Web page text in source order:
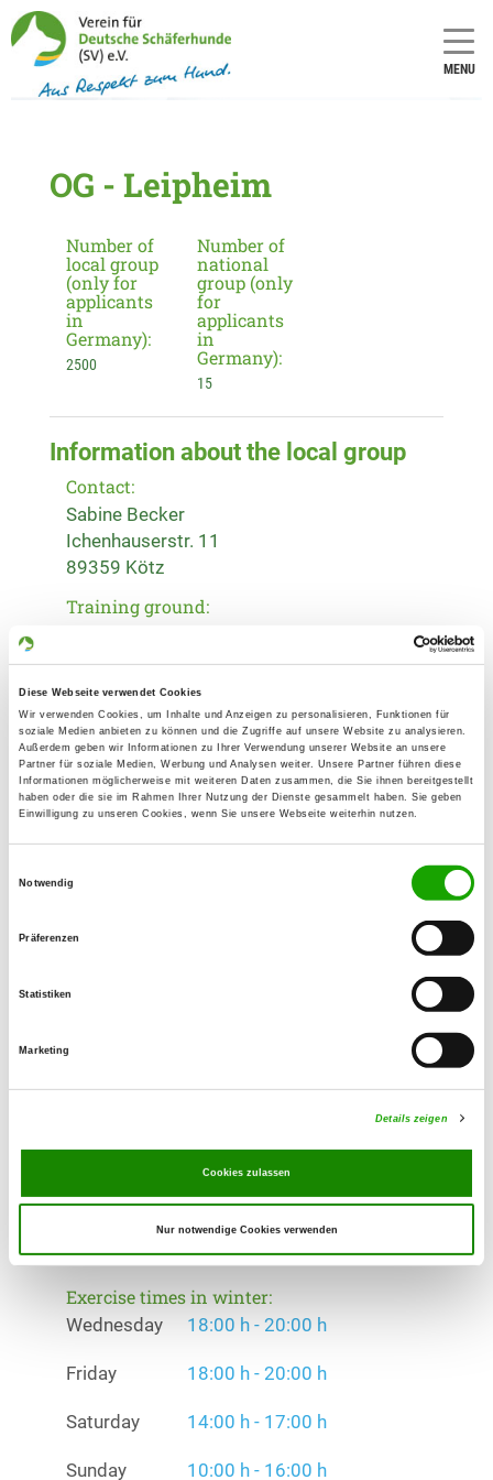
Diese Webseite verwendet Cookies
Wir verwenden Cookies, um Inhalte und Anzeigen zu personalisieren, Funktionen für
soziale Medien anbieten zu können und die Zugriffe auf unsere Website zu analysieren.
Außerdem geben wir Informationen zu Ihrer Verwendung unserer Website an unsere
Partner für soziale Medien, Werbung und Analysen weiter. Unsere Partner führen diese
Informationen möglicherweise mit weiteren Daten zusammen, die Sie ihnen bereitgestellt
haben oder die sie im Rahmen Ihrer Nutzung der Dienste gesammelt haben. Sie geben
Einwilligung zu unseren Cookies, wenn Sie unsere Webseite weiterhin nutzen.
Notwendig
Präferenzen
Statistiken
Marketing
Details zeigen
Cookies zulassen
Nur notwendige Cookies verwenden
MENU
OG - Leipheim
Number of
local group
(only for
applicants
in
Germany):
2500
Number of
national
group (only
for
applicants
in
Germany):
15
Information about the local group
Contact:
Sabine Becker
Ichenhauserstr. 11
89359 Kötz
Training ground:
89340 Leipheim
Handy:
0152 22957184
E-Mail:
hscbecker40@gmx.net
Homepage:
Welpenspielstunde, Erziehungskurse,
Rettungshundetraining: Fläche, Fährte,
Friday 18:00 h - 20:00 h
Saturday 14:00 h - 17:00 h
Sunday 10:00 h - 16:00 h
Exercise times in winter:
Wednesday 18:00 h - 20:00 h
Friday 18:00 h - 20:00 h
Saturday 14:00 h - 17:00 h
Sunday 10:00 h - 16:00 h